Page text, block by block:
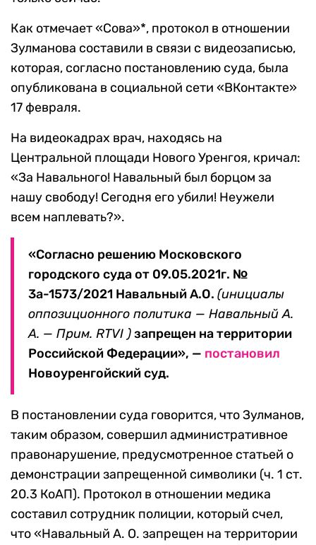
Как отмечает «Сова»*, протокол в отношении
Зулманова составили в связи с видеозаписью,
которая, согласно постановлению суда, была
опубликована в социальной сети «ВКонтакте»
17 февраля.
На видеокадрах врач, находясь на
Центральной площади Нового Уренгоя, кричал:
«За Навального! Навальный был борцом за
нашу свободу! Сегодня его убили! Неужели
всем наплевать?».
«Согласно решению Московского
городского суда от 09.05.2021г. №
3а-1573/2021 Навальный А.О. (инициалы
оппозиционного политика — Навальный А.
А. — Прим. RTVI )запрещен на территории
Российской Федерации», — постановил
Новоуренгойский суд.
В постановлении суда говорится, что Зулманов,
таким образом, совершил административное
правонарушение, предусмотренное статьей о
демонстрации запрещенной символики (ч. 1 ст.
20.3 КоАП). Протокол в отношении медика
составил сотрудник полиции, который счел,
что «Навальный А. О. запрещен на территории